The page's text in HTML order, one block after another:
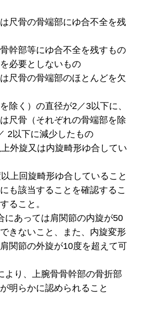
尺骨の骨端部にゆ合不全を残
幹部等にゆ合不全を残すもの
必要としないもの
尺骨の骨端部のほとんどを欠
除く）の直径が2／3以下に、
尺骨（それぞれの骨端部を除
2以下に減少したもの
外旋又は内旋畸形ゆ合してい
上回旋畸形ゆ合していること
も該当することを確認するこ
ること。
にあっては肩関節の内旋が50
きないこと、また、内旋変形
関節の外旋が10度を超えて可
より、上腕骨骨幹部の骨折部
明らかに認められること